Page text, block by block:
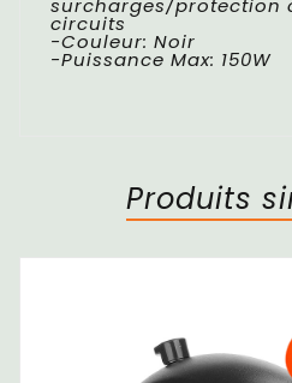
surcharges/protection
circuits
-Couleur: Noir
-Puissance Max: 150W
Produits